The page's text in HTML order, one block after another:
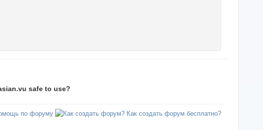
safe to use?
по форуму